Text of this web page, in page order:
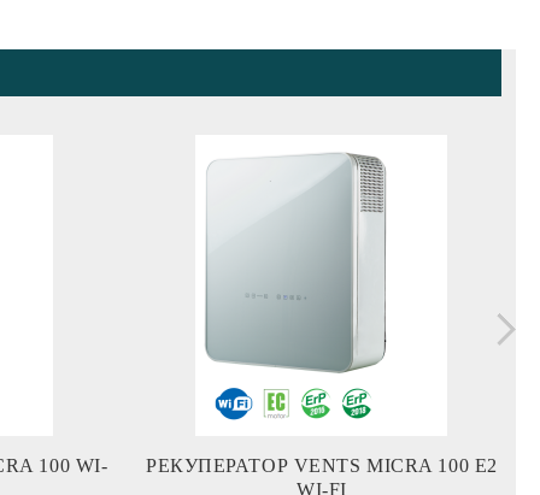
РЕКУПЕРАТОР VENTS MICRA 100 Е2
WI-FI